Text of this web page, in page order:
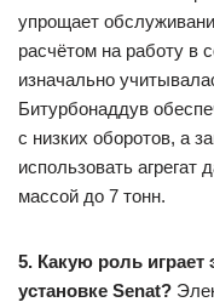
упрощает
расчётом на работу в
изначально
Битурбонаддув
с низких оборотов, а
использовать
массой до 7 тонн.
5. Какую роль
установке Senat?